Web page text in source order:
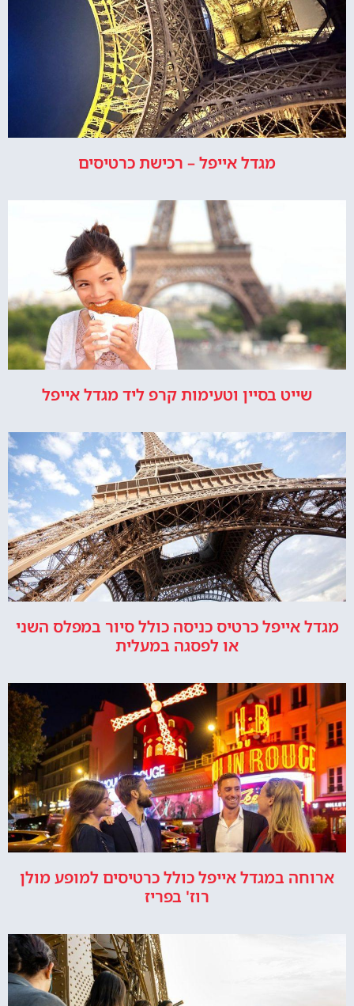
מגדל אייפל – רכישת כרטיסים
שייט בסיין וטעימות קרפ ליד מגדל אייפל
מגדל אייפל כרטיס כניסה כולל סיור במפלס השני
או לפסגה במעלית
ארוחה במגדל אייפל כולל כרטיסים למופע מולן
רוז' בפריז